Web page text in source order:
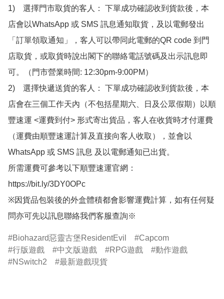
1)　選擇門市取貨的客人： 下單成功確認收到貨款後，本
店會以WhatsApp 或 SMS 訊息通知取貨，及以電郵發出
「訂單領取通知」，客人可以帶同此電郵的QR code 到門
店取貨，或取貨時說出閣下的聯絡電話號碼及出示訊息即
可。（門市營業時間: 12:30pm-9:00PM）
2)　選擇快遞送貨的客人： 下單成功確認收到貨款後，本
店會在三個工作天內（不包括星期六、日及公眾假期）以順
豐速運 <運費到付> 形式寄出貨品，客人在收貨時才付運費
（運費由順豐速運計算及直接向客人收取），並會以
WhatsApp 或 SMS 訊息 及以電郵通知已出貨。
所需運費可參考以下順豐速運官網：
https://bit.ly/3DY0OPc
※因貨品包裝後的外盒體積都會影響運費計算，如有任何疑
問亦可先以訊息聯絡我們客服查詢※
Biohazard惡靈古堡ResidentEvil
Capcom
行版遊戲
中文版遊戲 RPG遊戲
動作遊戲
NSwitch2
最新遊戲現貨